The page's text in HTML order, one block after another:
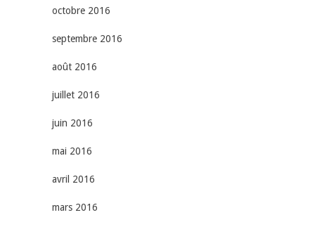
octobre 2016
septembre 2016
août 2016
juillet 2016
juin 2016
mai 2016
avril 2016
mars 2016